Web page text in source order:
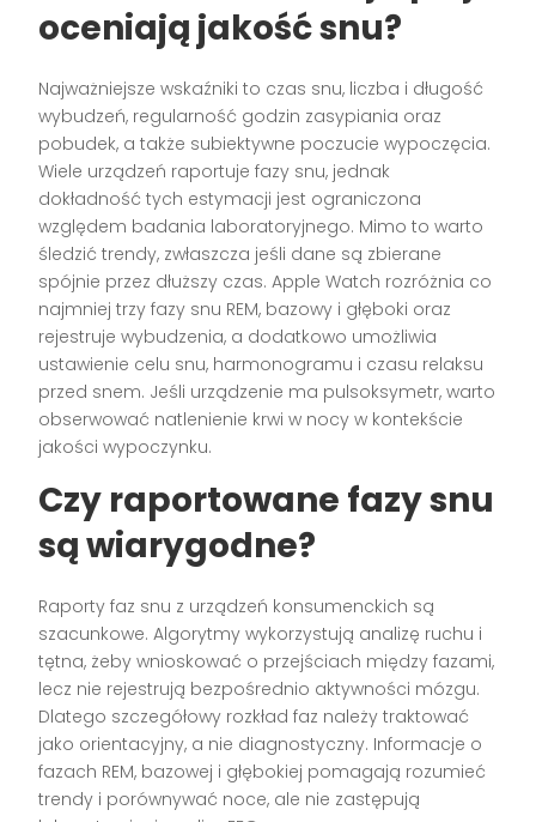
oceniają jakość snu?
Najważniejsze wskaźniki to czas snu, liczba i długość
wybudzeń, regularność godzin zasypiania oraz
pobudek, a także subiektywne poczucie wypoczęcia.
Wiele urządzeń raportuje fazy snu, jednak
dokładność tych estymacji jest ograniczona
względem badania laboratoryjnego. Mimo to warto
śledzić trendy, zwłaszcza jeśli dane są zbierane
spójnie przez dłuższy czas. Apple Watch rozróżnia co
najmniej trzy fazy snu REM, bazowy i głęboki oraz
rejestruje wybudzenia, a dodatkowo umożliwia
ustawienie celu snu, harmonogramu i czasu relaksu
przed snem. Jeśli urządzenie ma pulsoksymetr, warto
obserwować natlenienie krwi w nocy w kontekście
jakości wypoczynku.
Czy raportowane fazy snu
są wiarygodne?
Raporty faz snu z urządzeń konsumenckich są
szacunkowe. Algorytmy wykorzystują analizę ruchu i
tętna, żeby wnioskować o przejściach między fazami,
lecz nie rejestrują bezpośrednio aktywności mózgu.
Dlatego szczegółowy rozkład faz należy traktować
jako orientacyjny, a nie diagnostyczny. Informacje o
fazach REM, bazowej i głębokiej pomagają rozumieć
trendy i porównywać noce, ale nie zastępują